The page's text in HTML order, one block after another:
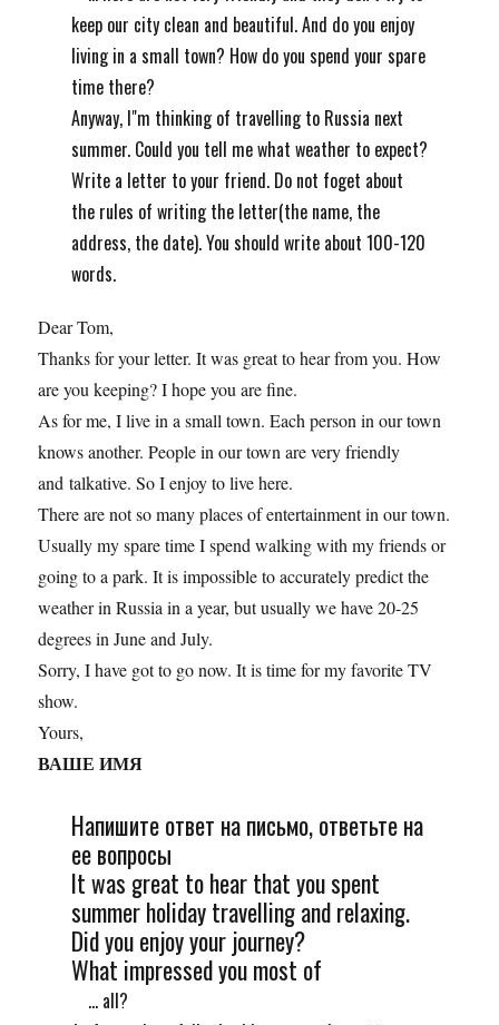
keep our city clean and beautiful. And do you enjoy
living in a small town? How do you spend your spare
time there?
Anyway, I"m thinking of travelling to Russia next
summer. Could you tell me what weather to expect?
Write a letter to your friend. Do not foget about
the rules of writing the letter(the name, the
address, the date). You should write about 100-120
words.
Dear Tom,
Thanks for your letter. It was great to hear from you. How
are you keeping? I hope you are fine.
As for me, I live in a small town. Each person in our town
knows another. People in our town are very friendly
and talkative. So I enjoy to live here.
There are not so many places of entertainment in our town.
Usually my spare time I spend walking with my friends or
going to a park. It is impossible to accurately predict the
weather in Russia in a year, but usually we have 20-25
degrees in June and July.
Sorry, I have got to go now. It is time for my favorite TV
show.
Yours,
ВАШЕ ИМЯ
Напишите ответ на письмо, ответьте на
ее вопросы
It was great to hear that you spent
summer holiday travelling and relaxing.
Did you enjoy your journey?
What impressed you most of
... all?